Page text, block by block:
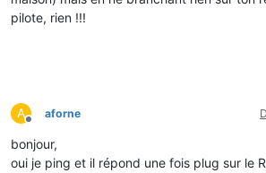
pilote, rien !!!
A
Offline
aforne
bonjour,
oui je ping et il répond une fois plug sur le